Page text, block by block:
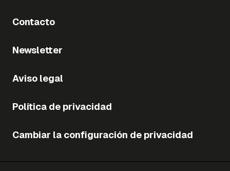
Contacto
Newsletter
Aviso legal
Política de privacidad
Cambiar la configuración de privacidad